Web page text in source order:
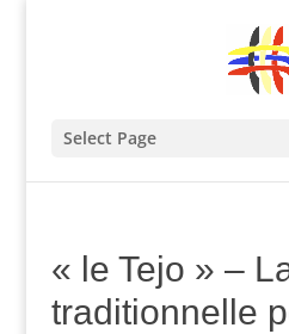
Select Page
« le Tejo » –
traditionnelle